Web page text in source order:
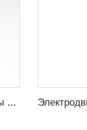
Электродвигатель для текстильной машины 1.1кВт-30кВт